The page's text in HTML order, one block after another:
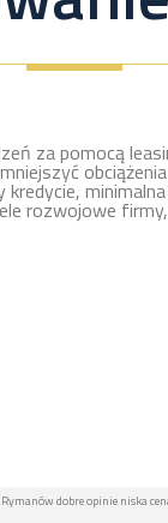
za pomocą
rozwojowe
dobre opinie niska